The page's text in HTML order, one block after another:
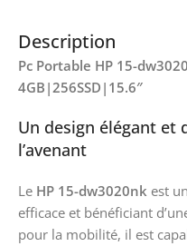
Description
Pc Portable HP 15-
4GB|256SSD|15.6″
Un design élégant et
l’avenant
Le HP 15-dw3020nk est
efficace et bénéficiant
pour la mobilité, il est